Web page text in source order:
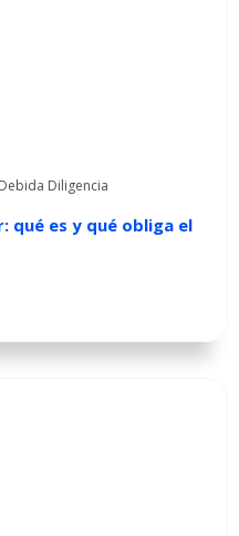
Diligencia
qué es y qué obliga el